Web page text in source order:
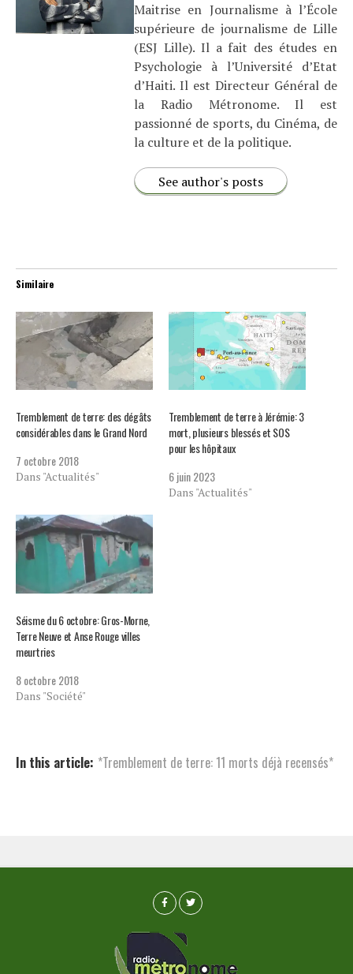
Maitrise en Journalisme à l’École
supérieure de journalisme de Lille
(ESJ Lille). Il a fait des études en
Psychologie à l’Université d’Etat
d’Haiti. Il est Directeur Général de
la Radio Métronome. Il est
passionné de sports, du Cinéma, de
la culture et de la politique.
See author's posts
Similaire
Tremblement de terre: des dégâts
considérables dans le Grand Nord
7 octobre 2018
Dans "Actualités"
Tremblement de terre à Jérémie: 3
mort, plusieurs blessés et SOS
pour les hôpitaux
6 juin 2023
Dans "Actualités"
Séisme du 6 octobre: Gros-Morne,
Terre Neuve et Anse Rouge villes
meurtries
8 octobre 2018
Dans "Société"
In this article: *Tremblement de terre: 11 morts déjà recensés*